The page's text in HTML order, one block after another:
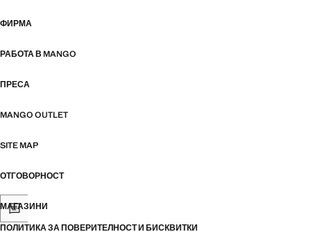
ФИРМА
РАБОТА В MANGO
ПРЕСА
MANGO OUTLET
SITE MAP
ОТГОВОРНОСТ
МАГАЗИНИ
ПОЛИТИКА ЗА ПОВЕРИТЕЛНОСТ И БИСКВИТКИ